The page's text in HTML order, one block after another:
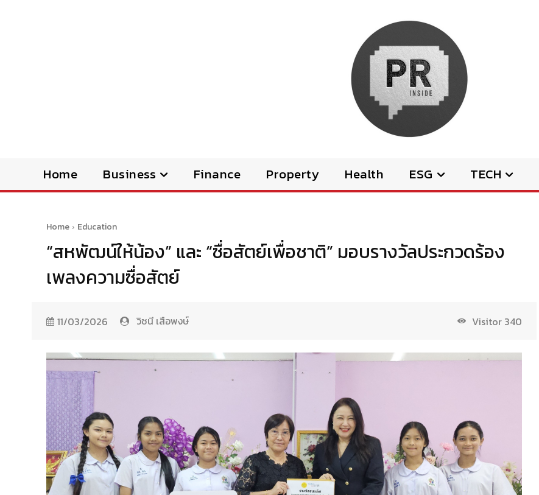
Home Business Finance Property Health ESG TECH
Home Education
“สหพัฒน์ให้น้อง” และ “ซื่อสัตย์เพื่อชาติ” มอบรางวัลประกวดร้อง
เพลงความซื่อสัตย์
11/03/2026 วิชนี เสือพงษ์ Visitor 340